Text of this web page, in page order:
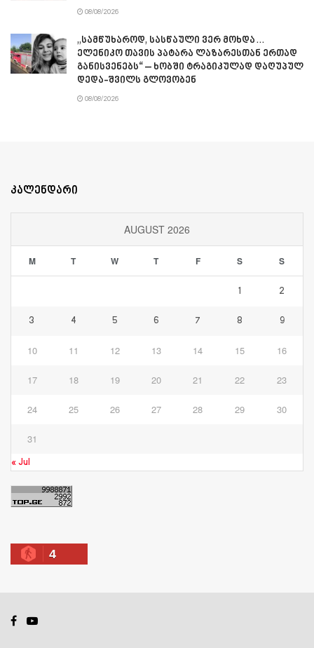
08/08/2026
„სამწუხაროდ, სასწაული ვერ მოხდა…
ელენიკო თავის პატარა ლაზარესთან ერთად
განისვენებს“ – ხობში ტრაგიკულად დაღუპულ
დედა-შვილს გლოვობენ
08/08/2026
კალენდარი
AUGUST 2026
M T W T F S S
1 2
3 4 5 6 7 8 9
10 11 12 13 14 15 16
17 18 19 20 21 22 23
24 25 26 27 28 29 30
31
« Jul
4